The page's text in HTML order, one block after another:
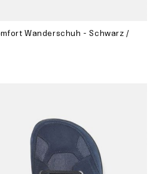
Wanderschuh - Schwarz /